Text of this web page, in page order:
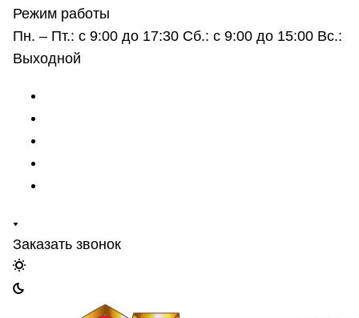
Режим работы
Пн. – Пт.: с 9:00 до 17:30 Сб.: с 9:00 до 15:00 Вс.:
Выходной
Заказать звонок